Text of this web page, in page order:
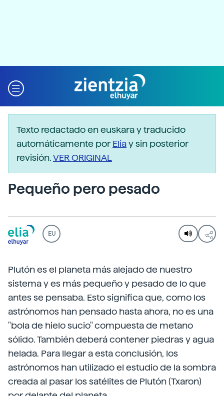
Texto redactado en euskara y traducido
automáticamente porEliay sin posterior
revisión.VER ORIGINAL
Pequeño pero pesado
EU
Plutón es el planeta más alejado de nuestro
sistema y es más pequeño y pesado de lo que
antes se pensaba. Esto significa que, como los
astrónomos han pensado hasta ahora, no es una
"bola de hielo sucio" compuesta de metano
sólido. También deberá contener piedras y agua
helada. Para llegar a esta conclusión, los
astrónomos han utilizado el estudio de la sombra
creada al pasar los satélites de Plutón (Txaron)